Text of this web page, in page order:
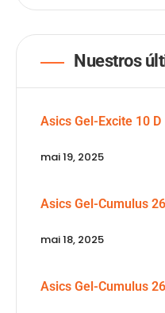
Nuestros
Asics Gel-Excite 10 D
mai 19, 2025
Asics Gel-Cumulus
mai 18, 2025
Asics Gel-Cumulus